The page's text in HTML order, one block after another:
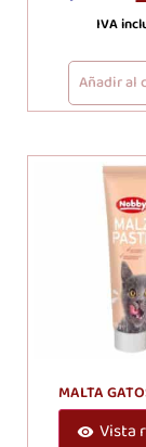
de 5
IVA
Añadir al
MALTA
Vista